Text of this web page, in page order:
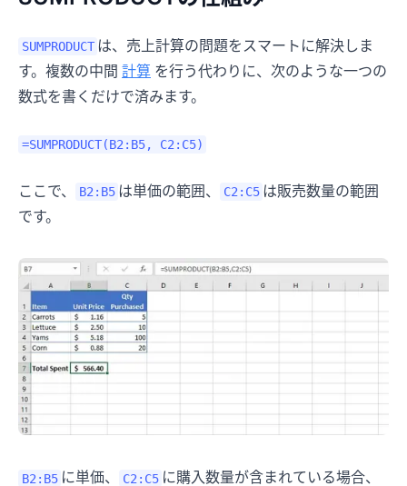
SUMPRODUCT は、売上計算の問題をスマートに解決しま
す。複数の中間 計算 を行う代わりに、次のような一つの
数式を書くだけで済みます。
=SUMPRODUCT(B2:B5, C2:C5)
ここで、 B2:B5 は単価の範囲、 C2:C5 は販売数量の範囲
です。
B2:B5 に単価、 C2:C5 に購入数量が含まれている場合、